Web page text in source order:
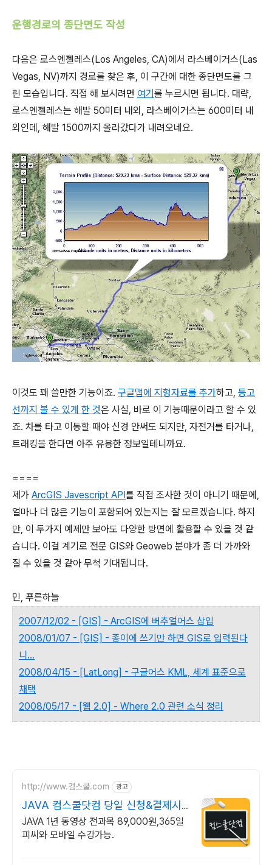
운행경로의 종단면도 작성
다음은 로스엔젤레스(Los Angeles, CA)에서 라스베이거스(Las
Vegas, NV)까지 경로를 찾은 후, 이 구간에 대한 종단면도를 그
린 모습입니다. 직접 해 보시려면 여기를 누르시면 됩니다. 대략,
로스엔젤레스는 해발 50미터 내외, 라스베이거스는 600미터 내
외인데, 해발 1500까지 올라갔다가 내려오네요.
이것도 꽤 쓸만한 기능이죠. 구글맵에 지형자료를 추가하고, 등고
선까지 볼 수 있게 한 것은 사실, 바로 이 기능때문이라고 할 수 있
죠. 차를 타고 이동할 때야 신경 안써도 되지만, 자전거를 타거나,
트래킹을 한다면 아주 유용한 정보일테니까요.
====
제가 ArcGIS Javescript API를 직접 조사한 것이 아니기 때문에,
얼마나 더 많은 기능이 포함되어 있는지는 잘 모르겠습니다. 하지
만, 이 두가지 예제만 보아도 다양한 방면에 활용할 수 있을 것 같
습니다. 이걸 계기로 전문 GIS와 Geoweb 분야가 좀 더 가까와
질 수 있을 것 같아 무척 기대됩니다.
민, 푸른하늘
2007/12/02 - [GIS] - ArcGIS에 버추얼어스 삽입
2008/01/07 - [GIS] - 종이에 쓰기만 하면 GIS로 입력된다
니...
2008/04/15 - [LatLong] - 구글어스 KML, 세계 표준으로
채택
2008/05/17 - [웹 2.0] - Where 2.0 관련 소식 정리
http://www.컴스쿨.com 광고
JAVA 컴스쿨닷컴 당일 신청&결제시
기프티콘!
JAVA 1년 동영상 전과목 89,000원,365일
피씨와 모바일 수강가능.